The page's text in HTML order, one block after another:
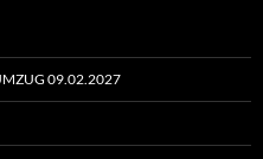
09.02.2027